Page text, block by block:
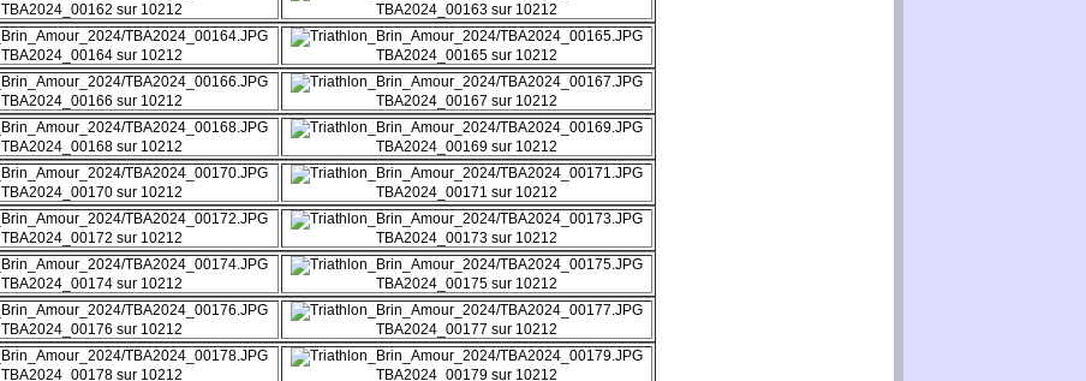
TBA2024_00162 sur 10212 TBA2024_00163 sur 10212
TBA2024_00164 sur 10212 TBA2024_00165 sur 10212
TBA2024_00166 sur 10212 TBA2024_00167 sur 10212
TBA2024_00168 sur 10212 TBA2024_00169 sur 10212
TBA2024_00170 sur 10212 TBA2024_00171 sur 10212
TBA2024_00172 sur 10212 TBA2024_00173 sur 10212
TBA2024_00174 sur 10212 TBA2024_00175 sur 10212
TBA2024_00176 sur 10212 TBA2024_00177 sur 10212
TBA2024_00178 sur 10212 TBA2024_00179 sur 10212